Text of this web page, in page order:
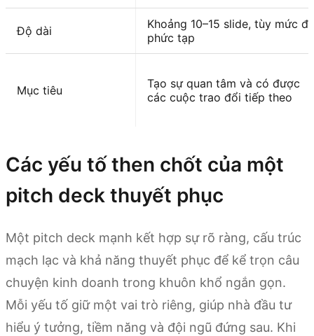
Độ dài
Khoảng 10–15 slide, tùy mức
phức tạp
Mục tiêu
Tạo sự quan tâm và có được
các cuộc trao đổi tiếp theo
Các yếu tố then chốt của một
pitch deck thuyết phục
Một pitch deck mạnh kết hợp sự rõ ràng, cấu trúc
mạch lạc và khả năng thuyết phục để kể trọn câu
chuyện kinh doanh trong khuôn khổ ngắn gọn.
Mỗi yếu tố giữ một vai trò riêng, giúp nhà đầu tư
hiểu ý tưởng, tiềm năng và đội ngũ đứng sau. Khi